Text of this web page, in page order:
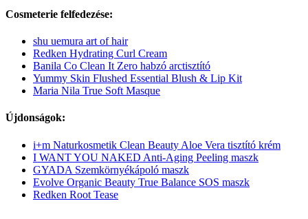
Cosmeterie felfedezése:
shu uemura art of hair
Redken Hydrating Curl Cream
Banila Co Clean It Zero habzó arctisztító
Yummy Skin Flushed Essential Blush & Lip Kit
Maria Nila True Soft Masque
Újdonságok:
i+m Naturkosmetik Clean Beauty Aloe Vera tisztító krém
I WANT YOU NAKED Anti-Aging Peeling maszk
GYADA Szemkörnyékápoló maszk
Evolve Organic Beauty True Balance SOS maszk
Redken Root Tease